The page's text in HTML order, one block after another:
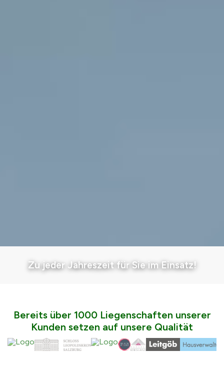
Zu jeder Jahreszeit für Sie im Einsatz!
Bereits über 1000 Liegenschaften unserer
Kunden setzen auf unsere Qualität